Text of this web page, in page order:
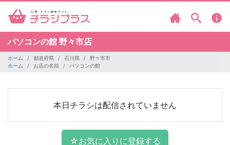
パソコンの館 野々市店
ホーム 都道府県 石川県
野々市市
ホーム
お店の名前 パソコンの館
本日チラシは配信されていません